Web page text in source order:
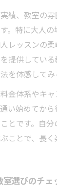
績、教室の
。特に大人
レッスンの柔
提供してい
を体感してみ
金体系やキ
い始めてか
とです。自
ことで、長
室選びのチェ